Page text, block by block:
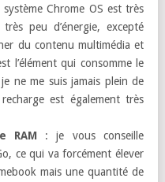
Chrome OS est très
peu d’énergie, excepté
du contenu multimédia et
l’élément qui consomme le
ne me suis jamais plein de
est également très
RAM : je vous conseille
ce qui va forcément élever
mais une quantité de